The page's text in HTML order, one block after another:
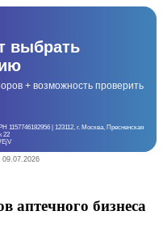
выбрать
+ возможность проверить
| 123112, г. Москва, Пресненская
22
09.07.2026
аптечного бизнеса